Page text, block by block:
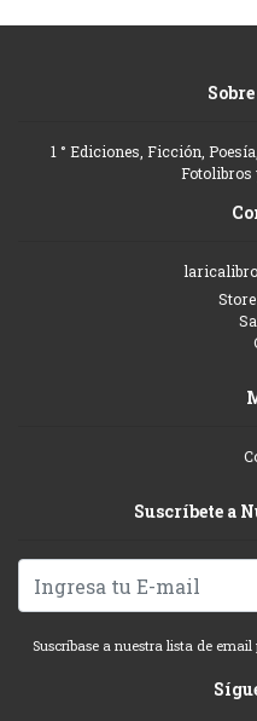
1 ° Ediciones, Ficción,
Fotolibros
Suscríbete a
Suscríbase a nuestra lista de